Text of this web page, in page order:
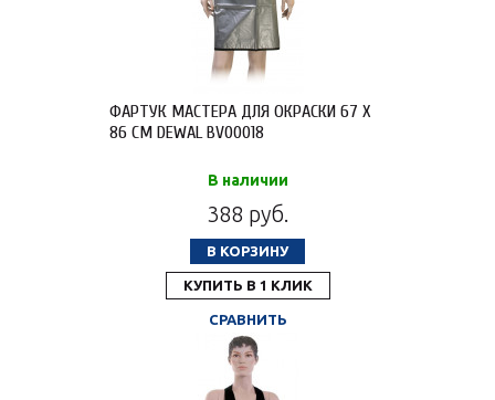
ФАРТУК МАСТЕРА ДЛЯ ОКРАСКИ 67 Х
86 СМ DEWAL BV00018
В наличии
388 руб.
В КОРЗИНУ
КУПИТЬ В 1 КЛИК
СРАВНИТЬ